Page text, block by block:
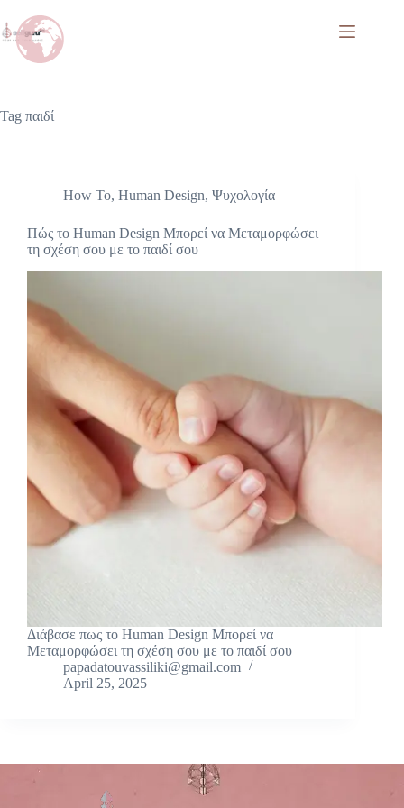
Tag παιδί
How To, Human Design, Ψυχολογία
Πώς το Human Design Μπορεί να Μεταμορφώσει
τη σχέση σου με το παιδί σου
Διάβασε πως το Human Design Μπορεί να
Μεταμορφώσει τη σχέση σου με το παιδί σου
papadatouvassiliki@gmail.com
April 25, 2025